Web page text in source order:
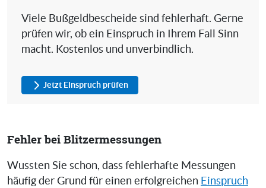
Viele Bußgeldbescheide sind fehlerhaft. Gerne
prüfen wir, ob ein Einspruch in Ihrem Fall Sinn
macht. Kostenlos und unverbindlich.
Jetzt Einspruch prüfen
Fehler bei Blitzermessungen
Wussten Sie schon, dass fehlerhafte Messungen
häufig der Grund für einen erfolgreichen Einspruch